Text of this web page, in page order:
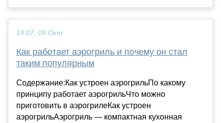
19:07, 09 Окт
Как работает аэрогриль и почему он стал
таким популярным
Содержание:Как устроен аэрогрильПо какому
принципу работает аэрогрильЧто можно
приготовить в аэрогрилеКак устроен
аэрогрильАэрогриль — компактная кухонная